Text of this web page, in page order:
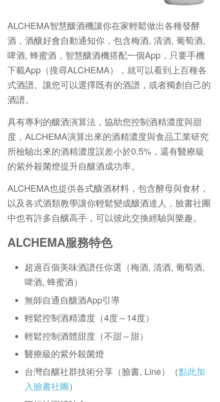
ALCHEMA智慧釀酒機讓你在家輕鬆做出各種發酵
酒，酒釀好會自動通知你，包含梅酒, 清酒, 葡萄酒,
啤酒, 蜂蜜酒，智慧釀酒機搭配一個App，只要手機
下載App（搜尋ALCHEMA），就可以看到上百種各
式酒譜。讓您可以選擇既有的酒譜，或者獨創自己的
酒譜。
具有專利的釀酒演算法，協助您控制酒精濃度與甜
度，ALCHEMA演算出來的酒精濃度與食品工業研究
所檢驗出來的酒精濃度誤差小於0.5%，還有醫療級
的紫外殺菌燈提升自釀酒成功率。
ALCHEMA也提供各式釀酒材料，包含酵母與食材，
以及各式酒類教學讓你輕鬆變成釀酒達人，臉書社團
中也有許多自釀高手，可以彼此交換經驗與樂趣。
ALCHEMA服務特色
超過百個美味酒譜任你選（梅酒, 清酒, 葡萄酒,
啤酒, 蜂蜜酒）
無師自通自釀酒App引導
輕鬆控制酒精濃度（4度～14度）
輕鬆控制酒體甜度（不甜～甜）
醫療級的紫外殺菌燈
台灣自釀社群技術分享（臉書, Line）（點此加
入臉書社團）